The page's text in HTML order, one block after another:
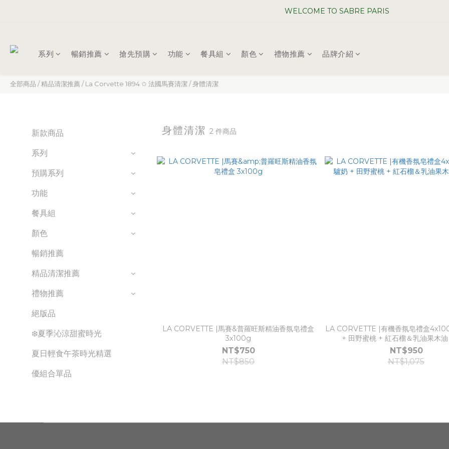
WELCOME TO SABRE PARIS
WELCOME TO SABRE PARIS
WELCOME TO SABRE PARIS
系列 暢銷推薦 搶先預購 功能 餐具組 顏色 禮物推薦 品牌介紹
全部商品 /精品清潔推薦 /La Corvette ​1894 ✩ 法國馬賽清潔/身體清潔
新款商品
系列
預購系列
功能
餐具組
顏色
暢銷推薦
精品清潔推薦
禮物推薦
絕版品
❄️夏季沁涼甜蜜時光
夏日輕食午茶時光精選
優組合單品
身體清潔2 件商品
LA CORVETTE |馬賽&普羅旺斯精油香氛皂禮盒
3x100g
NT$750
NT$850
LA CORVETTE |有機香氛皂禮盒
+ 田野蜜桃 + 紅石榴＆乳油果木
NT$950
NT$1,075